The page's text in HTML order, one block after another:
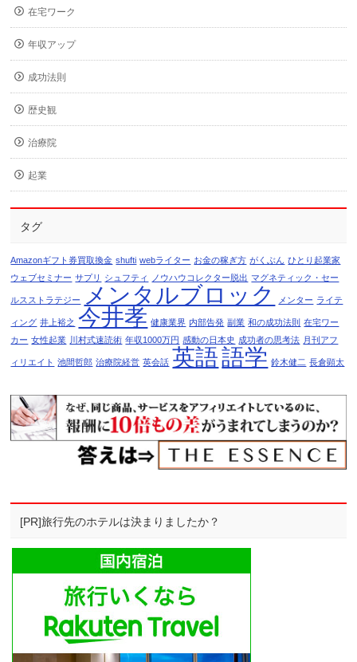
在宅ワーク
年収アップ
成功法則
歴史観
治療院
起業
タグ
Amazonギフト券買取換金 shufti webライター お金の稼ぎ方 がくぶん ひとり起業家
ウェブセミナー サプリ シュフティ ノウハウコレクター脱出 マグネティック・セー
ルスストラテジー メンタルブロック メンター ライテ
ィング 井上裕之 今井孝 健康業界 内部告発 副業 和の成功法則 在宅ワー
カー 女性起業 川村式速読術 年収1000万円 感動の日本史 成功者の思考法 月刊アフ
ィリエイト 池間哲郎 治療院経営 英会話 英語語学 鈴木健二 長倉顕太
[PR]旅行先のホテルは決まりましたか？